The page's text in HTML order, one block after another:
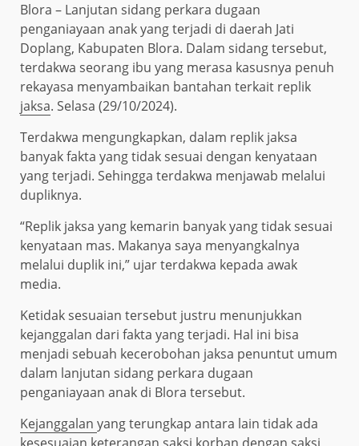
Blora – Lanjutan sidang perkara dugaan
penganiayaan anak yang terjadi di daerah Jati
Doplang, Kabupaten Blora. Dalam sidang tersebut,
terdakwa seorang ibu yang merasa kasusnya penuh
rekayasa menyambaikan bantahan terkait replik
jaksa. Selasa (29/10/2024).
Terdakwa mengungkapkan, dalam replik jaksa
banyak fakta yang tidak sesuai dengan kenyataan
yang terjadi. Sehingga terdakwa menjawab melalui
dupliknya.
“Replik jaksa yang kemarin banyak yang tidak sesuai
kenyataan mas. Makanya saya menyangkalnya
melalui duplik ini,” ujar terdakwa kepada awak
media.
Ketidak sesuaian tersebut justru menunjukkan
kejanggalan dari fakta yang terjadi. Hal ini bisa
menjadi sebuah kecerobohan jaksa penuntut umum
dalam lanjutan sidang perkara dugaan
penganiayaan anak di Blora tersebut.
Kejanggalan yang terungkap antara lain tidak ada